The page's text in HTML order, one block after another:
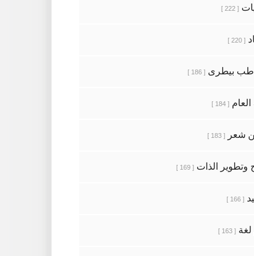
[ 222 ]
[ 220 ]
بيطرى [ 186 ]
العام [ 184 ]
شعر [ 183 ]
وتطوير الذات [ 169 ]
[ 166 ]
[ 163 ]